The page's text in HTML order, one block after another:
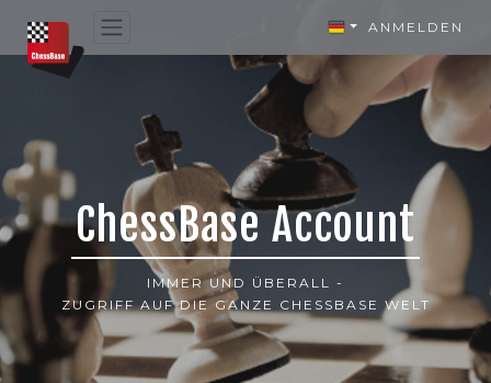
ANMELDEN
ChessBase Account
IMMER UND ÜBERALL -
ZUGRIFF AUF DIE GANZE CHESSBASE WELT